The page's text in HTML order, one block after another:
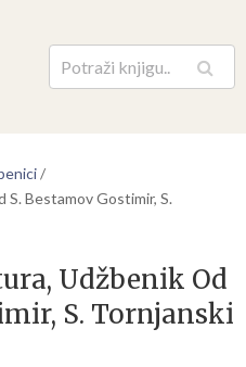
Pretraga
/
S. Bestamov Gostimir, S.
Udžbenik Od
S. Tornjanski